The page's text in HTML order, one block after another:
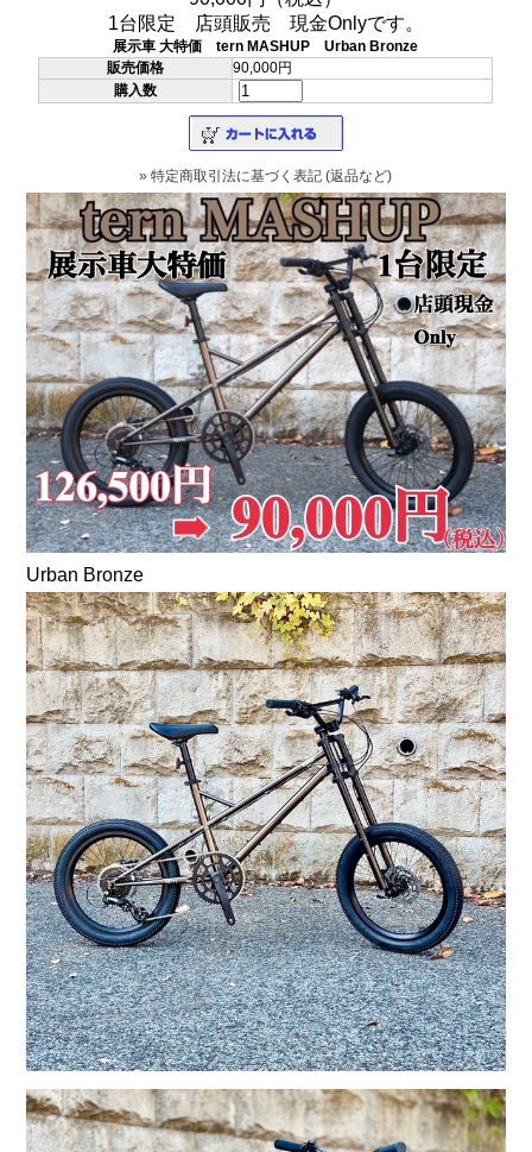
1台限定 店頭販売 現金Onlyです。
展示車 大特価 tern MASHUP Urban Bronze
販売価格
90,000円
購入数
» 特定商取引法に基づく表記 (返品など)
Urban Bronze